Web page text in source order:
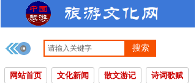
搜索
网站首页 文化新闻 散文游记 诗词歌赋